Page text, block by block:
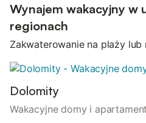
Wynajem wakacyjny w
regionach
Zakwaterowanie na plaży lub
Dolomity
Wakacyjne domy i